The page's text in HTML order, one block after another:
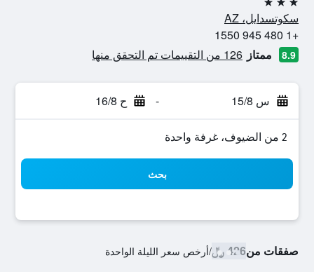
3 نجوم
سكوتسدايل، AZ
+1 480 945 1550
8.9 ممتاز 126 من التقييمات تم التحقق منها
س 15/8 - ح 16/8
2 من الضيوف، غرفة واحدة
بحث
صفقات من426 ﷼ /أرخص سعر الليلة الواحدة